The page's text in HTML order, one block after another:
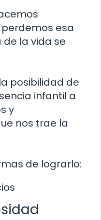
esa
la vida se
posibilidad de
infantil a
y
nos trae la
de lograrlo: